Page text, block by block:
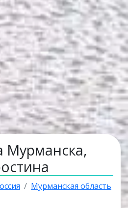
Мурманска,
Мурманская область